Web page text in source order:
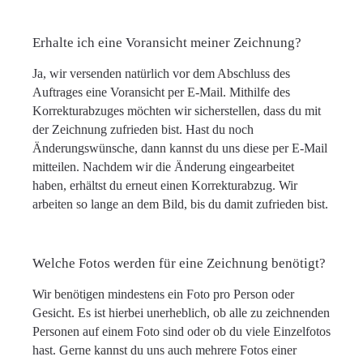
Erhalte ich eine Voransicht meiner Zeichnung?
Ja, wir versenden natürlich vor dem Abschluss des
Auftrages eine Voransicht per E-Mail. Mithilfe des
Korrekturabzuges möchten wir sicherstellen, dass du mit
der Zeichnung zufrieden bist. Hast du noch
Änderungswünsche, dann kannst du uns diese per E-Mail
mitteilen. Nachdem wir die Änderung eingearbeitet
haben, erhältst du erneut einen Korrekturabzug. Wir
arbeiten so lange an dem Bild, bis du damit zufrieden bist.
Welche Fotos werden für eine Zeichnung benötigt?
Wir benötigen mindestens ein Foto pro Person oder
Gesicht. Es ist hierbei unerheblich, ob alle zu zeichnenden
Personen auf einem Foto sind oder ob du viele Einzelfotos
hast. Gerne kannst du uns auch mehrere Fotos einer